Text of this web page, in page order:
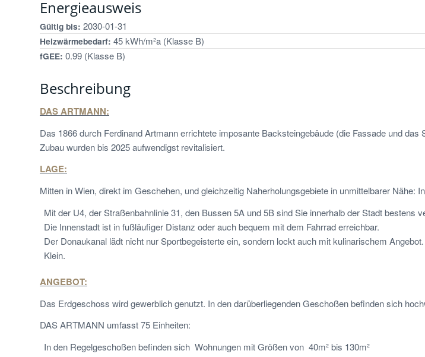
Energieausweis
Gültig bis: 2030-01-31
Heizwärmebedarf: 45 kWh/m²a (Klasse B)
fGEE: 0.99 (Klasse B)
Beschreibung
DAS ARTMANN:
Das 1866 durch Ferdinand Artmann errichtete imposante Backsteingebäude (die Fassade und
Zubau wurden bis 2025 aufwendigst revitalisiert.
LAGE:
Mitten in Wien, direkt im Geschehen, und gleichzeitig Naherholungsgebiete in unmittelbarer Nähe:
Mit der U4, der Straßenbahnlinie 31, den Bussen 5A und 5B sind Sie innerhalb der Stadt bestens
Die Innenstadt ist in fußläufiger Distanz oder auch bequem mit dem Fahrrad erreichbar.
Der Donaukanal lädt nicht nur Sportbegeisterte ein, sondern lockt auch mit kulinarischem
Klein.
ANGEBOT:
Das Erdgeschoss wird gewerblich genutzt. In den darüberliegenden Geschoßen befinden sich
DAS ARTMANN umfasst 75 Einheiten:
In den Regelgeschoßen befinden sich Wohnungen mit Größen von 40m² bis 130m²